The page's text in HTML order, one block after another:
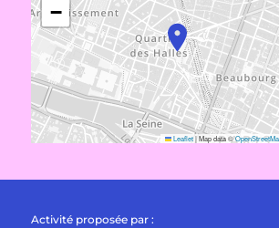
−
Leaflet|Map data ©
Activité proposée par :